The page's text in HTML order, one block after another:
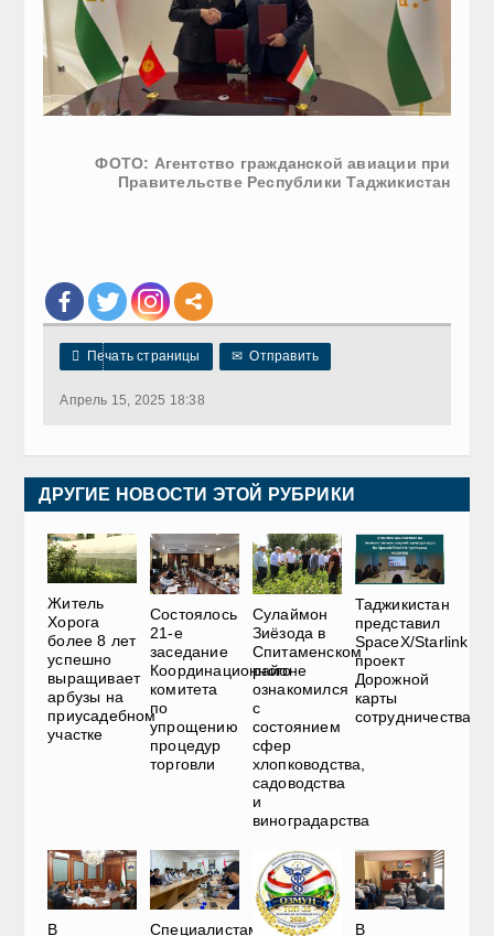
ФОТО: Агентство гражданской авиации при
Правительстве Республики Таджикистан
 Печать страницы ✉ Отправить
Апрель 15, 2025 18:38
ДРУГИЕ НОВОСТИ ЭТОЙ РУБРИКИ
Житель
Хорога
более 8 лет
успешно
выращивает
арбузы на
приусадебном
участке
Состоялось
21-е
заседание
Координационного
комитета
по
упрощению
процедур
торговли
Сулаймон
Зиёзода в
Спитаменском
районе
ознакомился
с
состоянием
сфер
хлопководства,
садоводства
и
виноградарства
Таджикистан
представил
SpaceX/Starlink
проект
Дорожной
карты
сотрудничества
В Специалистам В